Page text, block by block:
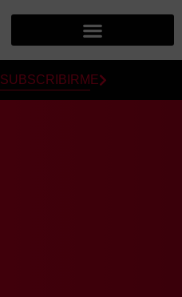
SUBSCRIBIRME